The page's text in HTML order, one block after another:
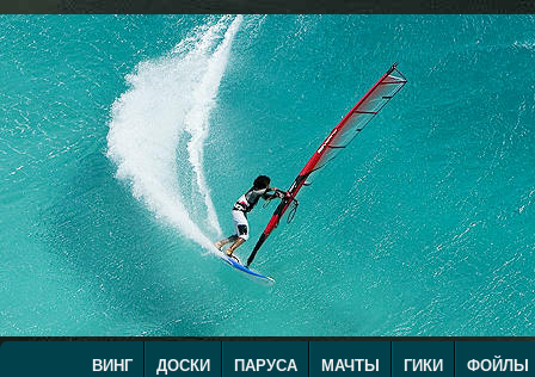
ВИНГ ДОСКИ ПАРУСА МАЧТЫ ГИКИ ФОЙЛЫ